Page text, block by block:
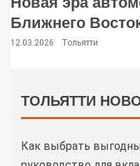
Ближнего
12.03.2026 Тольятти
ТОЛЬЯТТИ
Как выбрать